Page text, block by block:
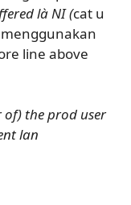
là NI (cat u
line above
of) the prod user
lan